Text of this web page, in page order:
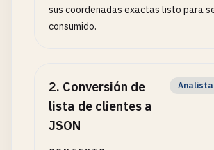
sus coordenadas exactas listo para
consumido.
2. Conversión de
lista de clientes a
JSON